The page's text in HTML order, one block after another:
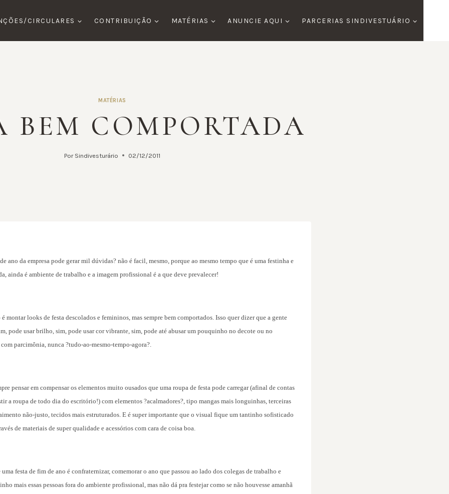
CIRCULARES CONTRIBUIÇÃO MATÉRIAS ANUNCIE AQUI PARCERIAS SINDIVESTUÁRIO
MATÉRIAS
BEM COMPORTADA
Por Sindivesturário 02/12/2011
ano da empresa pode gerar mil dúvidas? não é facil, mesmo, porque ao mesmo tempo que é uma festinha e
ainda é ambiente de trabalho e a imagem profissional é a que deve prevalecer!
é montar looks de festa descolados e femininos, mas sempre bem comportados. Isso quer dizer que a gente
pode usar brilho, sim, pode usar cor vibrante, sim, pode até abusar um pouquinho no decote ou no
parcimônia, nunca ?tudo-ao-mesmo-tempo-agora?.
pensar em compensar os elementos muito ousados que uma roupa de festa pode carregar (afinal de contas
a roupa de todo dia do escritório!) com elementos ?acalmadores?, tipo mangas mais longuinhas, terceiras
não-justo, tecidos mais estruturados. E é super importante que o visual fique um tantinho sofisticado
de materiais de super qualidade e acessórios com cara de coisa boa.
festa de fim de ano é confraternizar, comemorar o ano que passou ao lado dos colegas de trabalho e
mais essas pessoas fora do ambiente profissional, mas não dá pra festejar como se não houvesse amanhã